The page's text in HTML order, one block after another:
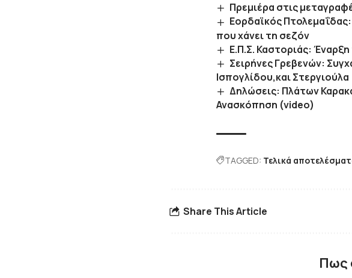
Πρεμιέρα στις
Eορδαϊκός
που χάνει τη σεζόν
Ε.Π.Σ. Καστοριάς:
Σειρήνες Γρεβενών:
Ισπογλίδου,και Στεργιούλα
Δηλώσεις: Πλάτων
Ανασκόπηση (video)
TAGGED: Τελικά
Share This Article
Πως